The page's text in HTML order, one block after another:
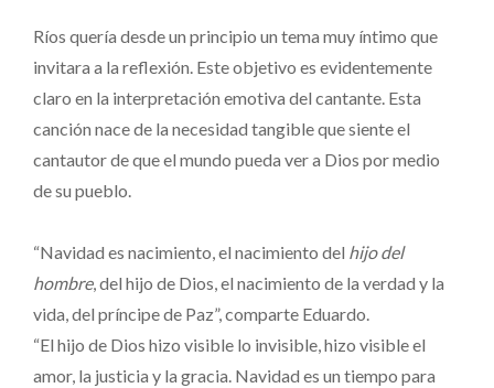
Ríos quería desde un principio un tema muy íntimo que
invitara a la reflexión. Este objetivo es evidentemente
claro en la interpretación emotiva del cantante. Esta
canción nace de la necesidad tangible que siente el
cantautor de que el mundo pueda ver a Dios por medio
de su pueblo.
“Navidad es nacimiento, el nacimiento del hijo del
hombre, del hijo de Dios, el nacimiento de la verdad y la
vida, del príncipe de Paz”, comparte Eduardo.
“El hijo de Dios hizo visible lo invisible, hizo visible el
amor, la justicia y la gracia. Navidad es un tiempo para